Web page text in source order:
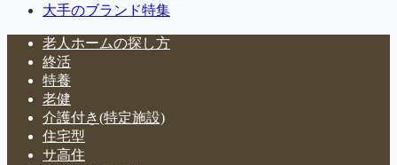
大手のブランド特集
老人ホームの探し方
終活
特養
老健
介護付き(特定施設)
住宅型
サ高住